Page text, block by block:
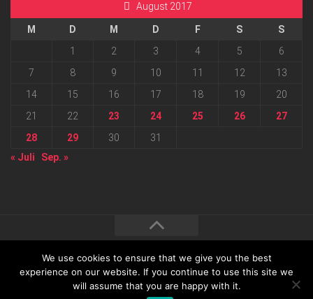
August 2017
M D M D F S
S
1
2 3 4 5
6
7
8 9 10 11 12
13
14
15 16 17 18 19
20
21
22 23 24 25 26
27
28
29 30
31
« Juli
Sep. »
2026 progressmedia Verlag & Werbeagentur GmbH • Bautzner
Landstraße 62 • 01324 Dresden
We use cookies to ensure that we give you the best
experience on our website. If you continue to use this site we
will assume that you are happy with it.